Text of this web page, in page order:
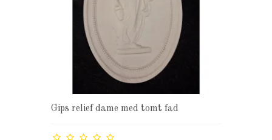
Gips relief dame med tomt fad